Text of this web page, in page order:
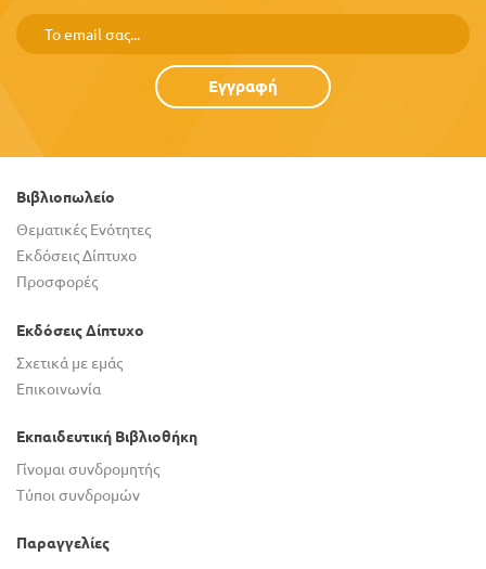
Εγγραφή
Βιβλιοπωλείο
Θεματικές Ενότητες
Εκδόσεις Δίπτυχο
Προσφορές
Εκδόσεις Δίπτυχο
Σχετικά με εμάς
Επικοινωνία
Εκπαιδευτική Βιβλιοθήκη
Γίνομαι συνδρομητής
Τύποι συνδρομών
Παραγγελίες